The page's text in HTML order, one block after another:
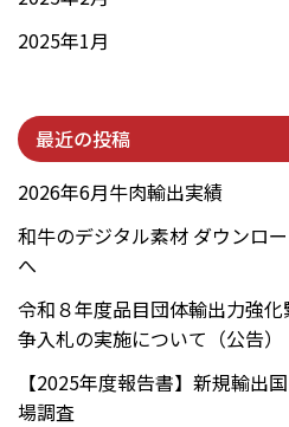
2025年1月
最近の投稿
2026年6月牛肉輸出実績
和牛のデジタル素材 ダウンロ
へ
令和８年度品目団体輸出力強
争入札の実施について（公告）
【2025年度報告書】新規輸出
場調査